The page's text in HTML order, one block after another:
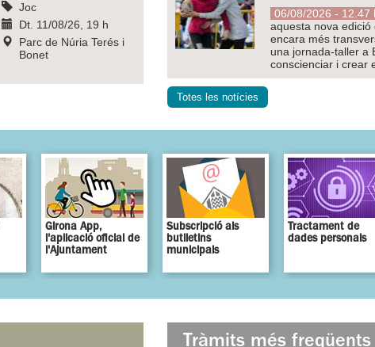
Joc
Dt. 11/08/26, 19 h
Parc de Núria Terés i
Bonet
06/08/2026 - 12.47
aquesta nova
encara més
una jornada-taller a
conscienciar i crear
Totes les notícies
Girona App,
l'aplicació oficial de
l'Ajuntament
Subscripció als
butlletins
municipals
Tractament de
dades personals
Tràmits més freqüents